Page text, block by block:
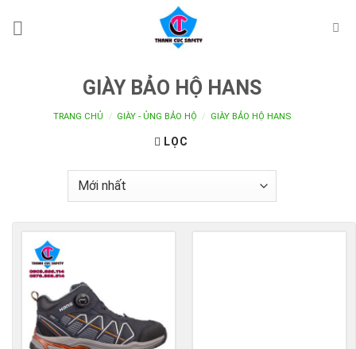
GIÀY BẢO HỘ HANS
TRANG CHỦ / GIÀY - ỦNG BẢO HỘ / GIÀY BẢO HỘ HANS
LỌC